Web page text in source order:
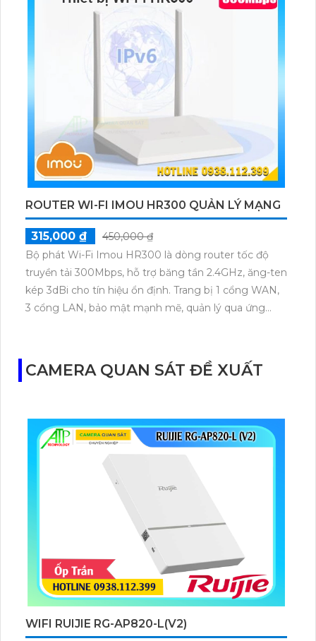
ROUTER WI-FI IMOU HR300 QUẢN LÝ MẠNG
315,000 ₫
450,000 ₫
Bộ phát Wi-Fi Imou HR300 là dòng router tốc độ
truyền tải 300Mbps, hỗ trợ băng tần 2.4GHz, ăng-ten
kép 3dBi cho tín hiệu ổn định. Trang bị 1 cổng WAN,
3 cổng LAN, bảo mật mạnh mẽ, quản lý qua ứng
CAMERA QUAN SÁT ĐỀ XUẤT
WIFI RUIJIE RG-AP820-L(V2)